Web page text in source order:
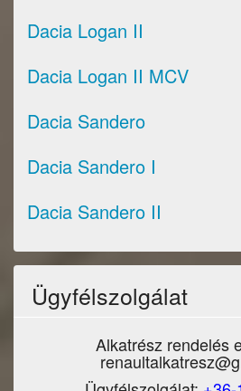
Dacia Logan II
Dacia Logan II MCV
Dacia Sandero
Dacia Sandero I
Dacia Sandero II
Ügyfélszolgálat
Alkatrész rendelés